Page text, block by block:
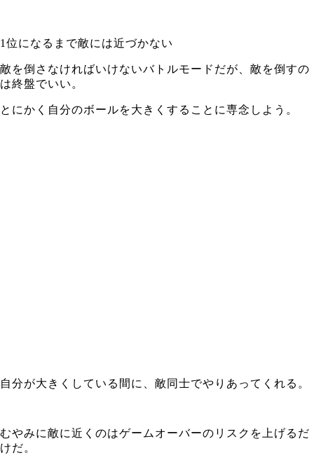
1位になるまで敵には近づかない
敵を倒さなければいけないバトルモードだが、敵を倒すの
は終盤でいい。
とにかく自分のボールを大きくすることに専念しよう。
自分が大きくしている間に、敵同士でやりあってくれる。
むやみに敵に近くのはゲームオーバーのリスクを上げるだ
けだ。